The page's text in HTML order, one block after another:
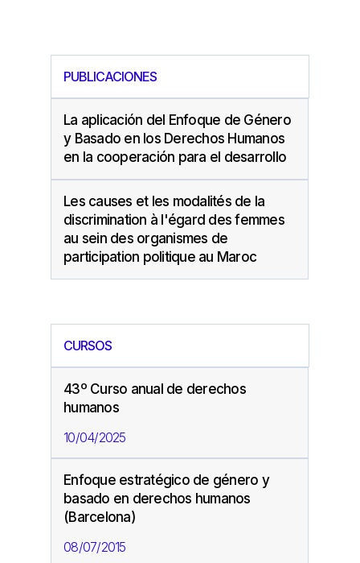
PUBLICACIONES
La aplicación del Enfoque de Género
y Basado en los Derechos Humanos
en la cooperación para el desarrollo
Les causes et les modalités de la
discrimination à l'égard des femmes
au sein des organismes de
participation politique au Maroc
CURSOS
43º Curso anual de derechos
humanos
10/04/2025
Enfoque estratégico de género y
basado en derechos humanos
(Barcelona)
08/07/2015